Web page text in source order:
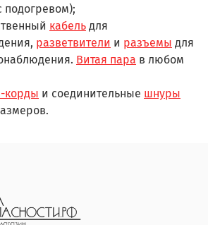
подогревом);
кабель для
разветвители и разъемы для
Витая пара в любом
корды и соединительные шнуры